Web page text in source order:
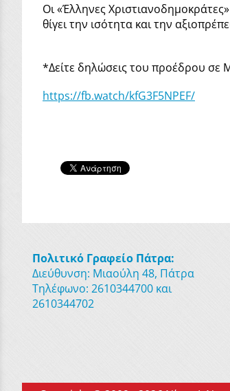
Οι «Έλληνες
θίγει την ισότητα και την
*Δείτε δηλώσεις του προέδρου σε
https://fb.watch/kfG3F5NPEF/
Πολιτικό Γραφείο Πάτρα:
Διεύθυνση: Μιαούλη 48, Πάτρα
Τηλέφωνο: 2610344700 και
2610344702